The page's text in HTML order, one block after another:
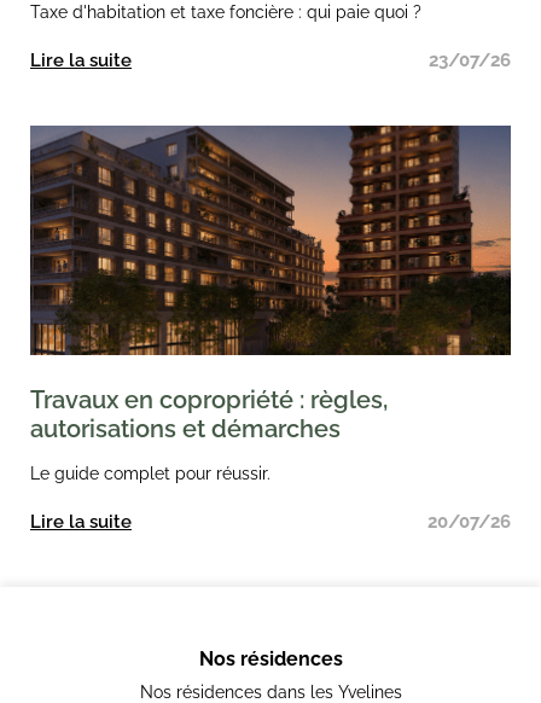
Taxe d'habitation et taxe foncière : qui paie quoi ?
Lire la suite 23/07/26
Travaux en copropriété : règles,
autorisations et démarches
Le guide complet pour réussir.
Lire la suite 20/07/26
Nos résidences
Nos résidences dans les Yvelines